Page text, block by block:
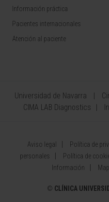
Información práctica
Pacientes internacionales
Atención al paciente
Universidad de Navarra
CIMA LAB Diagnostics
Aviso legal Política de
personales
Política de
Información
© CLÍNICA